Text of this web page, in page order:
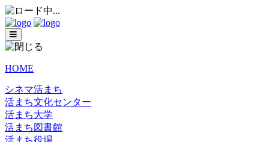
HOME
シネマ活まち
活まち文化センター
活まち大学
活まち図書館
活まち役場